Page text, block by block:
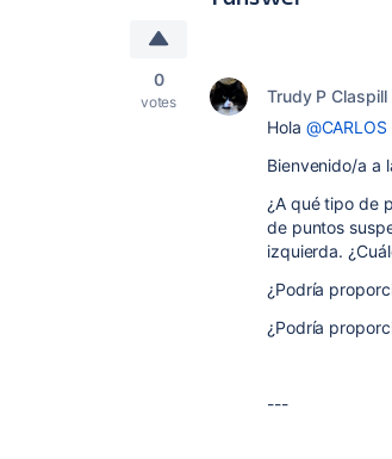
0
votes Trudy P Claspill
Hola
Bienvenido/a a
¿A qué tipo de
de puntos
izquierda.
¿Podría
¿Podría
---